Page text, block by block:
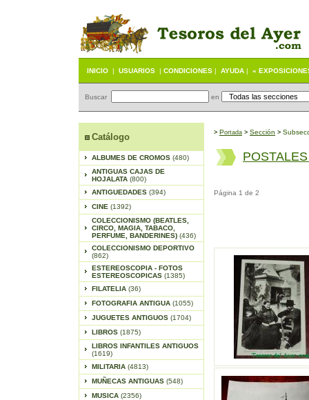
INICIO | USUARIOS | CONDICIONES | AYUDA | «
Buscar en
Catálogo
ALBUMES DE CROMOS (480)
ANTIGUAS CAJAS DE
HOJALATA (800)
ANTIGUEDADES (394)
CINE (1392)
COLECCIONISMO (BEATLES,
CIRCO, MAGIA, TABACO,
PERFUME, BANDERINES) (436)
COLECCIONISMO DEPORTIVO
(862)
ESTEREOSCOPIA - FOTOS
ESTEREOSCOPICAS (1385)
FILATELIA (36)
FOTOGRAFIA ANTIGUA (1055)
JUGUETES ANTIGUOS (1704)
LIBROS (1875)
LIBROS INFANTILES ANTIGUOS
(1619)
MILITARIA (4813)
MUÑECAS ANTIGUAS (548)
MUSICA (2356)
> Portada > Sección >
Página 1 de 2